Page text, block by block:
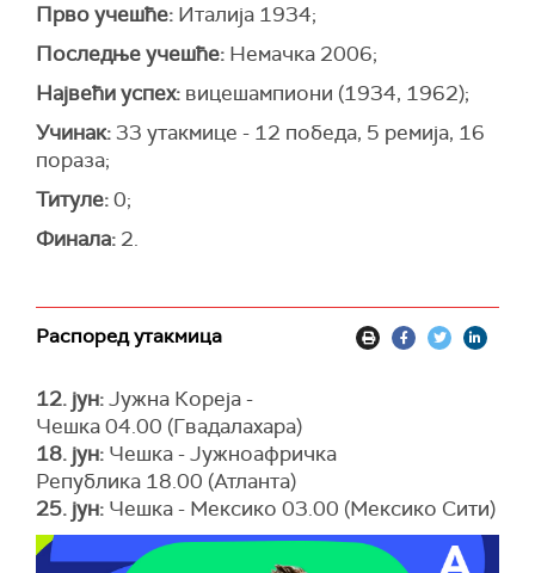
Прво учешће: Италија 1934;
Последње учешће: Немачка 2006;
Највећи успех: вицешампиони (1934, 1962);
Учинак: 33 утакмице - 12 победа, 5 ремија, 16
пораза;
Титуле:0;
Финала: 2.
Распоред утакмица
12. јун:Јужна Кореја -
Чешка 04.00 (Гвадалахара)
18. јун: Чешка - Јужноафричка
Република 18.00 (Атланта)
25. јун: Чешка - Мексико 03.00 (Мексико Сити)